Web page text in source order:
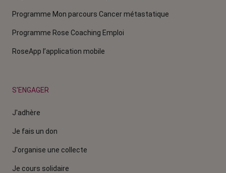
Programme Mon parcours Cancer métastatique
Programme Rose Coaching Emploi
RoseApp l’application mobile
S'ENGAGER
J'adhère
Je fais un don
J'organise une collecte
Je cours solidaire